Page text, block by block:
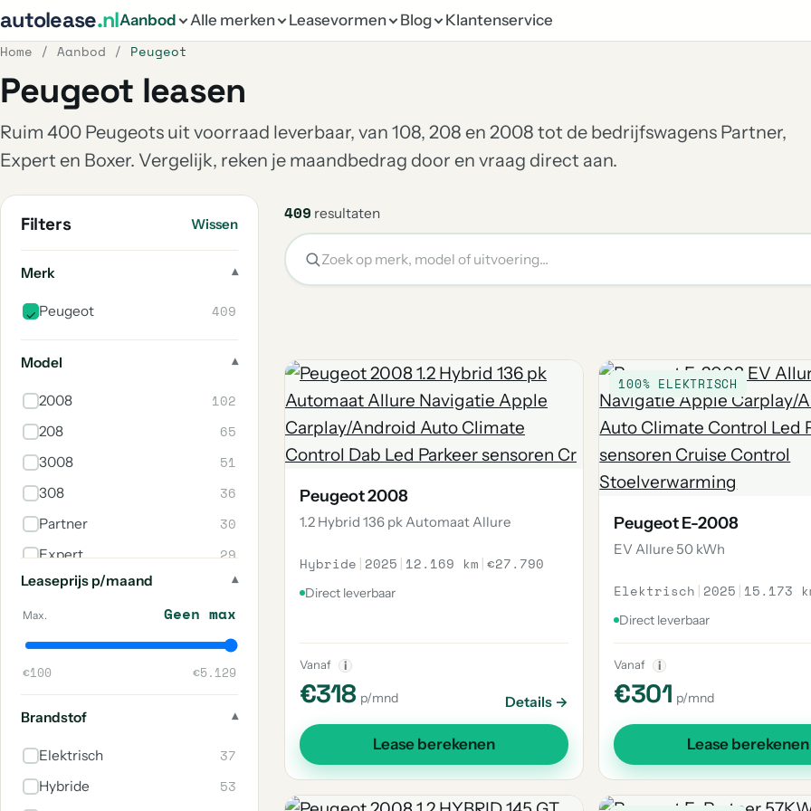
autolease.nlAanbod Alle merken Leasevormen Blog Klantenservice
Home / Aanbod / Peugeot
Peugeot leasen
Ruim 400 Peugeots uit voorraad leverbaar, van 108, 208 en 2008 tot de bedrijfswagens Partner,
Expert en Boxer. Vergelijk, reken je maandbedrag door en vraag direct aan.
Filters Wissen
Merk
Peugeot 409
Model
2008 102
208 65
3008 51
308 36
Partner 30
Expert 29
E-2008 20
5008 17
108 16
Boxer 14
E-208 8
Rifter
Leaseprijs p/maand
Max. Geen max
€100 €5.129
Brandstof
Elektrisch 37
Hybride 53
409 resultaten
Peugeot 2008
1.2 Hybrid 136 pk Automaat Allure
Hybride | 2025 | 12.169 km |€27.790
Direct leverbaar
Vanaf i
€318 p/mnd Details →
Lease berekenen
100% ELEKTRISCH
Peugeot E-2008
EV Allure 50 kWh
Elektrisch | 2025 | 15.173
Direct leverbaar
Vanaf i
€301 p/mnd
Lease berekenen